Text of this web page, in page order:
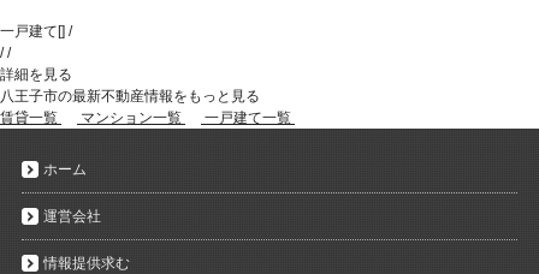
一戸建て [] /
//
詳細を見る
八王子市の最新不動産情報をもっと見る
賃貸一覧
マンション一覧 一戸建て一覧
ホーム
運営会社
情報提供求む